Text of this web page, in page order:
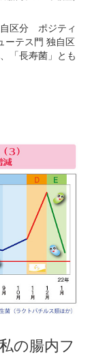
自区分 ポジティ
ーテス門 独自区
「長寿菌」とも
の腸内フ